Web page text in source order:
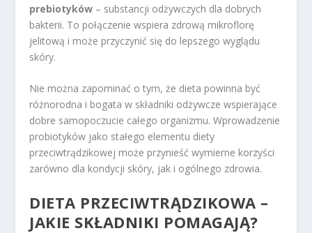
prebiotyków – substancji odżywczych dla dobrych
bakterii. To połączenie wspiera zdrową mikroflorę
jelitową i może przyczynić się do lepszego wyglądu
skóry.
Nie można zapominać o tym, że dieta powinna być
różnorodna i bogata w składniki odżywcze wspierające
dobre samopoczucie całego organizmu. Wprowadzenie
probiotyków jako stałego elementu diety
przeciwtrądzikowej może przynieść wymierne korzyści
zarówno dla kondycji skóry, jak i ogólnego zdrowia.
DIETA PRZECIWTRĄDZIKOWA –
JAKIE SKŁADNIKI POMAGAJĄ?